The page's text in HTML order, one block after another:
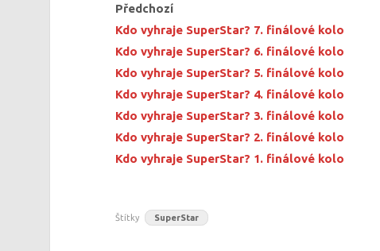
Předchozí
Kdo vyhraje SuperStar? 7. finálové kolo
Kdo vyhraje SuperStar? 6. finálové kolo
Kdo vyhraje SuperStar? 5. finálové kolo
Kdo vyhraje SuperStar? 4. finálové kolo
Kdo vyhraje SuperStar? 3. finálové kolo
Kdo vyhraje SuperStar? 2. finálové kolo
Kdo vyhraje SuperStar? 1. finálové kolo
Štítky SuperStar